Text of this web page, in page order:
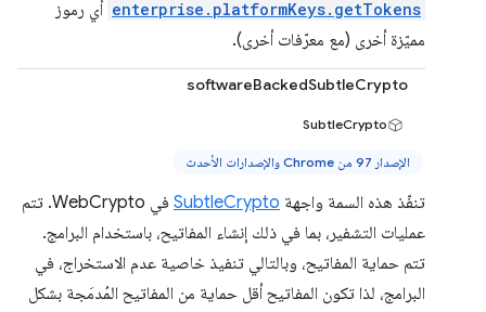
enterprise.platformKeys.getTokens أي رموز
مميّزة أخرى (مع معرّفات أخرى).
softwareBackedSubtleCrypto
SubtleCrypto
الإصدار 97 من Chrome والإصدارات الأحدث
تنفّذ هذه السمة واجهة SubtleCrypto
في WebCrypto. تتم
عمليات التشفير، بما في ذلك إنشاء المفاتيح، باستخدام البرامج.
تتم حماية المفاتيح، وبالتالي تنفيذ خاصية عدم الاستخراج، في
البرامج، لذا تكون المفاتيح أقل حماية من المفاتيح المُدمَجة بشكل